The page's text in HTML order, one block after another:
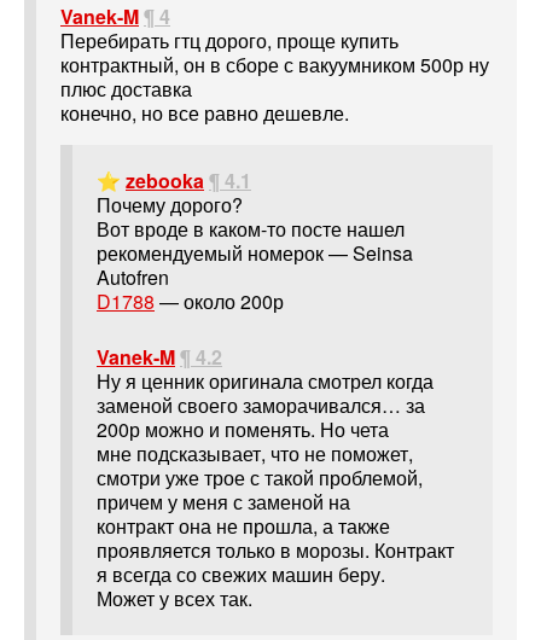
Vanek-M¶ 4
Перебирать гтц дорого, проще купить
контрактный, он в сборе с вакуумником 500р ну
плюс доставка
конечно, но все равно дешевле.
⭐ zebooka ¶ 4.1
Почему дорого?
Вот вроде в каком-то посте нашел
рекомендуемый номерок — Seinsa
Autofren
D1788 — около 200р
Vanek-M¶ 4.2
Ну я ценник оригинала смотрел когда
заменой своего заморачивался… за
200р можно и поменять. Но чета
мне подсказывает, что не поможет,
смотри уже трое с такой проблемой,
причем у меня с заменой на
контракт она не прошла, а также
проявляется только в морозы. Контракт
я всегда со свежих машин беру.
Может у всех так.